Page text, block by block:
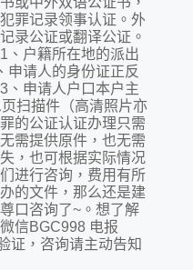
罪记录领事认证。外
录公证或翻译公证。
、户籍所在地的派出
申请人的身份证正反
、申请人户口本户主
扫描件（高清照片亦
的公证认证办理只需
需提供原件，也无需
，也可根据实际情况
进行咨询，费用有所
的文件，那么还是建
口咨询了~。想了解
信BGC998 电报
证，咨询请主动告知